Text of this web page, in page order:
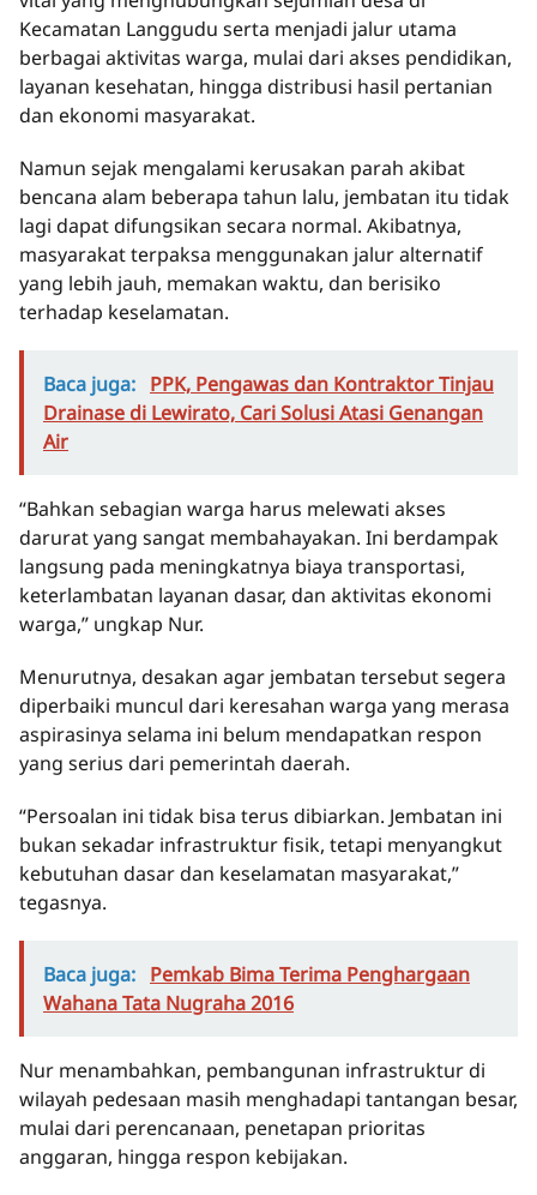
Kecamatan Langgudu serta menjadi jalur utama
berbagai aktivitas warga, mulai dari akses pendidikan,
layanan kesehatan, hingga distribusi hasil pertanian
dan ekonomi masyarakat.
Namun sejak mengalami kerusakan parah akibat
bencana alam beberapa tahun lalu, jembatan itu tidak
lagi dapat difungsikan secara normal. Akibatnya,
masyarakat terpaksa menggunakan jalur alternatif
yang lebih jauh, memakan waktu, dan berisiko
terhadap keselamatan.
Baca juga: PPK, Pengawas dan Kontraktor Tinjau
Drainase di Lewirato, Cari Solusi Atasi Genangan
Air
“Bahkan sebagian warga harus melewati akses
darurat yang sangat membahayakan. Ini berdampak
langsung pada meningkatnya biaya transportasi,
keterlambatan layanan dasar, dan aktivitas ekonomi
warga,” ungkap Nur.
Menurutnya, desakan agar jembatan tersebut segera
diperbaiki muncul dari keresahan warga yang merasa
aspirasinya selama ini belum mendapatkan respon
yang serius dari pemerintah daerah.
“Persoalan ini tidak bisa terus dibiarkan. Jembatan ini
bukan sekadar infrastruktur fisik, tetapi menyangkut
kebutuhan dasar dan keselamatan masyarakat,”
tegasnya.
Baca juga: Pemkab Bima Terima Penghargaan
Wahana Tata Nugraha 2016
Nur menambahkan, pembangunan infrastruktur di
wilayah pedesaan masih menghadapi tantangan besar,
mulai dari perencanaan, penetapan prioritas
anggaran, hingga respon kebijakan.